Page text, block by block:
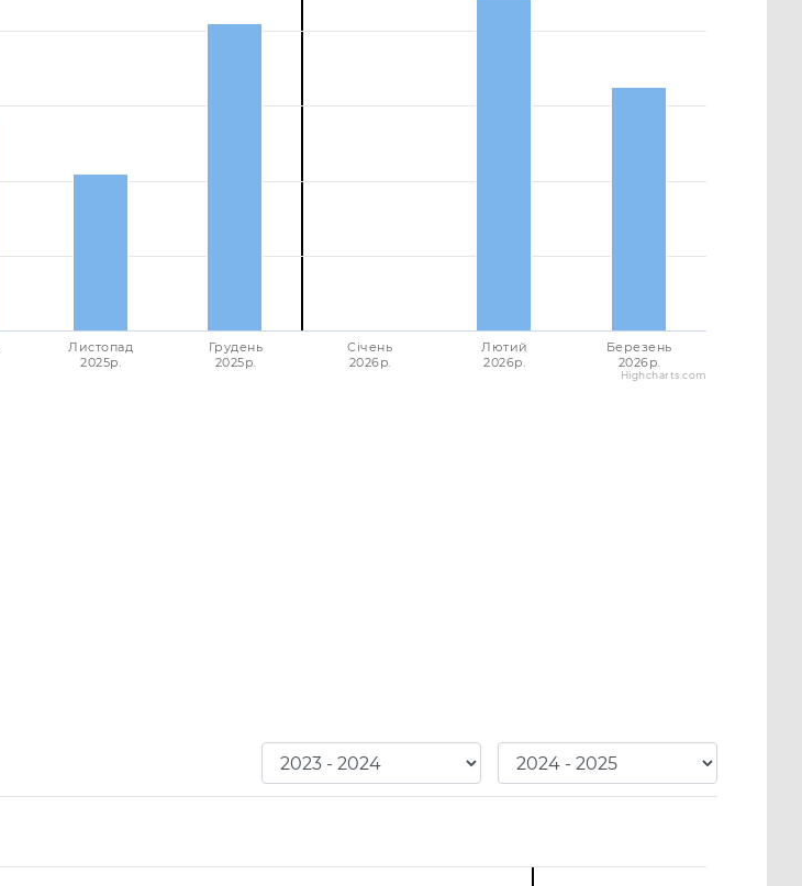
Листопад
2025p.
Грудень
2025p.
Січень
2026p.
Лютий
2026p.
Березень
2026p.
Highcharts.com